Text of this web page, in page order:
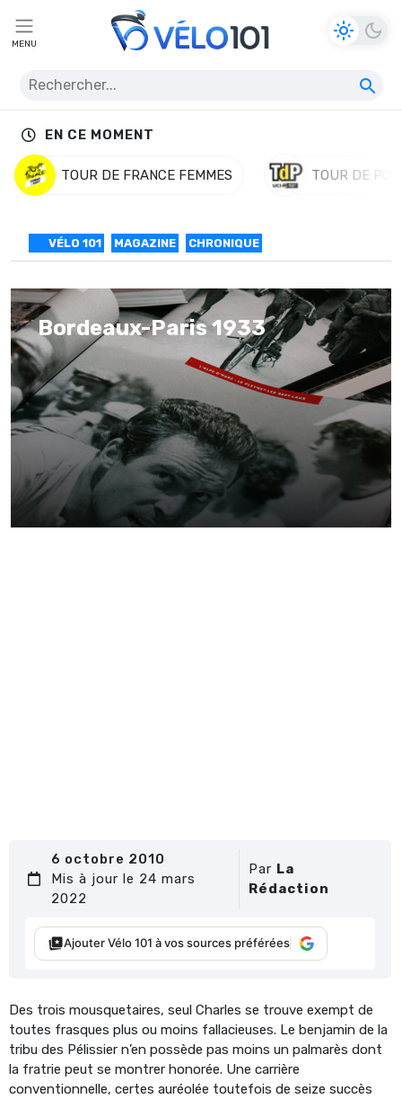
MENU
EN CE MOMENT
TOUR DE FRANCE FEMMES TOUR DE
VÉLO 101 MAGAZINE CHRONIQUE
Bordeaux-Paris 1933
6 octobre 2010
Mis à jour le 24 mars
2022
Par La
Rédaction
Ajouter Vélo 101 à vos sources préférées
Des trois mousquetaires, seul Charles se trouve exempt de
toutes frasques plus ou moins fallacieuses. Le benjamin de la
tribu des Pélissier n’en possède pas moins un palmarès dont
la fratrie peut se montrer honorée. Une carrière
conventionnelle, certes auréolée toutefois de seize succès